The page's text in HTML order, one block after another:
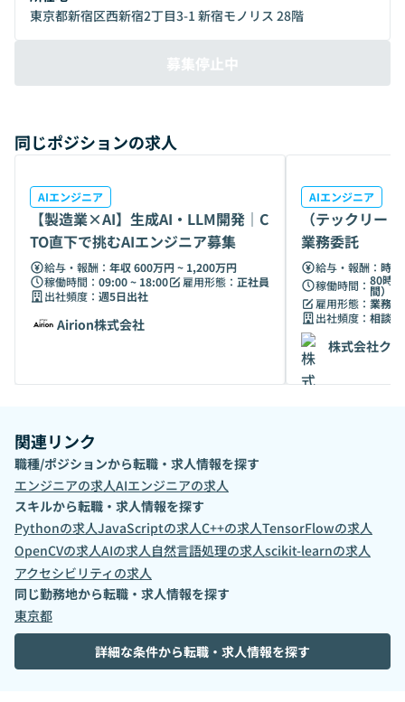
人事・技術リーダーが一体となってAIラボ、勉強会、専属メ
ンター、定期1on1などエンジニアが本気で成長できる環境
い方も、それぞれの道をサポートします。
東京都新宿区西新宿2丁目3-1 新宿モノリス 28階
募集停止中
同じポジションの求人
AIエンジニア
【製造業×AI】生成AI・LLM開発｜C
TO直下で挑むAIエンジニア募集
給与・報酬： 年収 600万円 ~ 1,200万円
稼働時間： 09:00 ~ 18:00 雇用形態： 正社員
出社頻度： 週5日出社
Airion株式会社
AIエンジニア
（テックリー
業務委託
給与・報酬： 時
稼働時間： 80時
間）
雇用形態： 業務委
出社頻度： 相談
株式会社ク
関連リンク
職種/ポジションから転職・求人情報を探す
エンジニアの求人AIエンジニアの求人
スキルから転職・求人情報を探す
Pythonの求人JavaScriptの求人C++の求人TensorFlowの求人
OpenCVの求人AIの求人自然言語処理の求人scikit-learnの求人
アクセシビリティ の求人
同じ勤務地から転職・求人情報を探す
東京都
詳細な条件から転職・求人情報を探す